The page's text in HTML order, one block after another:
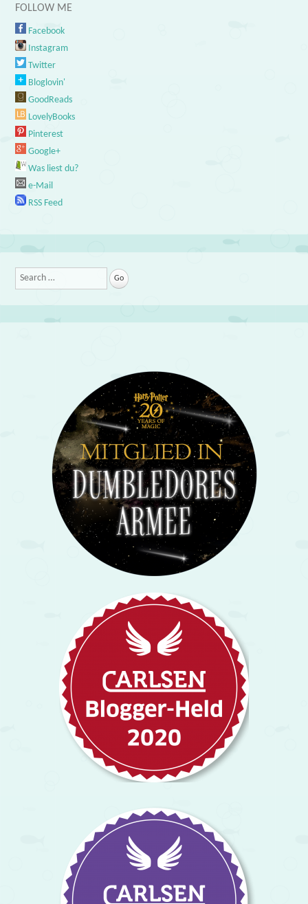
FOLLOW ME
Facebook
Instagram
Twitter
Bloglovin'
GoodReads
LovelyBooks
Pinterest
Google+
Was liest du?
e-Mail
RSS Feed
Search